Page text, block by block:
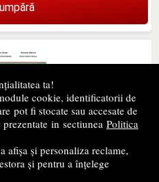
ta!
cookie, identificatorii de
pot fi stocate sau accesate de
in sectiunea Politica
afișa și personaliza reclame,
și pentru a înțelege